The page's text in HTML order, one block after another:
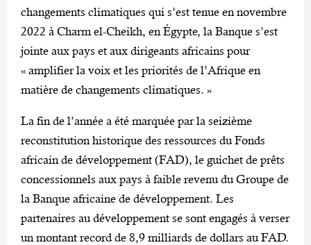
changements climatiques qui s’est tenue en novembre
2022 à Charm el-Cheikh, en Égypte, la Banque s’est
jointe aux pays et aux dirigeants africains pour
« amplifier la voix et les priorités de l’Afrique en
matière de changements climatiques. »
La fin de l’année a été marquée par la seizième
reconstitution historique des ressources du Fonds
africain de développement (FAD), le guichet de prêts
concessionnels aux pays à faible revenu du Groupe de
la Banque africaine de développement. Les
partenaires au développement se sont engagés à verser
un montant record de 8,9 milliards de dollars au FAD.